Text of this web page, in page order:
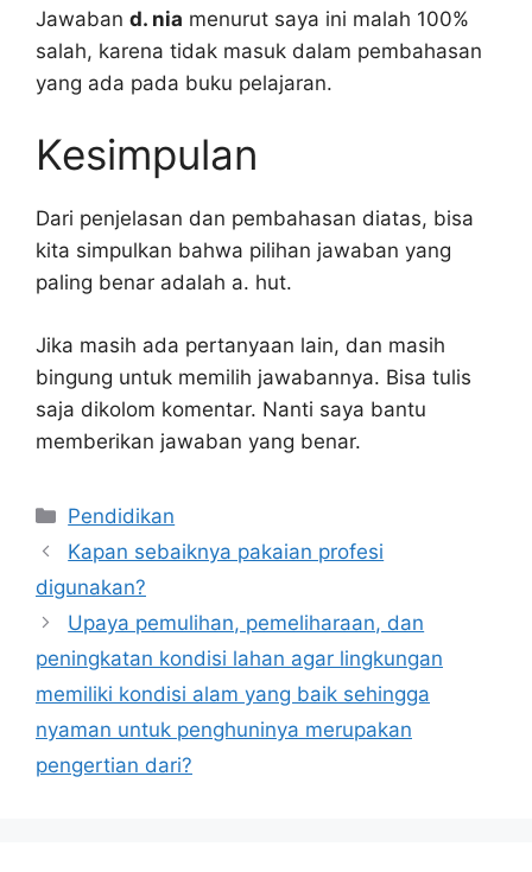
Jawaban d. nia menurut saya ini malah 100%
salah, karena tidak masuk dalam pembahasan
yang ada pada buku pelajaran.
Kesimpulan
Dari penjelasan dan pembahasan diatas, bisa
kita simpulkan bahwa pilihan jawaban yang
paling benar adalah a. hut.
Jika masih ada pertanyaan lain, dan masih
bingung untuk memilih jawabannya. Bisa tulis
saja dikolom komentar. Nanti saya bantu
memberikan jawaban yang benar.
Kategori
Pendidikan
Kapan sebaiknya pakaian profesi
digunakan?
Upaya pemulihan, pemeliharaan, dan
peningkatan kondisi lahan agar lingkungan
memiliki kondisi alam yang baik sehingga
nyaman untuk penghuninya merupakan
pengertian dari?